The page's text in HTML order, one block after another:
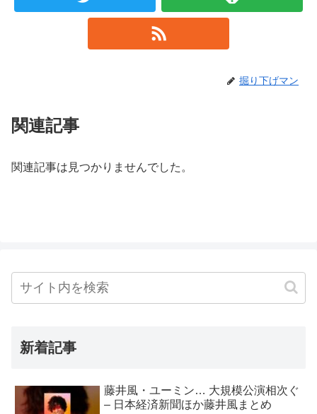
掘り下げマン
関連記事
関連記事は見つかりませんでした。
新着記事
藤井風・ユーミン… 大規模公演相次ぐ
– 日本経済新聞ほか藤井風まとめ